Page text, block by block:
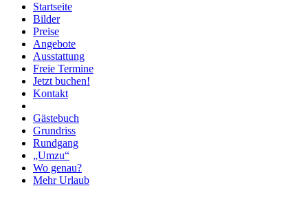
Startseite
Bilder
Preise
Angebote
Ausstattung
Freie Termine
Jetzt buchen!
Kontakt
Gästebuch
Grundriss
Rundgang
„Umzu“
Wo genau?
Mehr Urlaub